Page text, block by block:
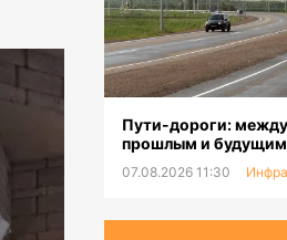
Пути-дороги: между
прошлым и будущим
07.08.2026 11:30